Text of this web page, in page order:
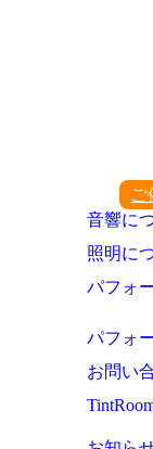
ご
音響に
照明に
パフォ
パフォ
お問い